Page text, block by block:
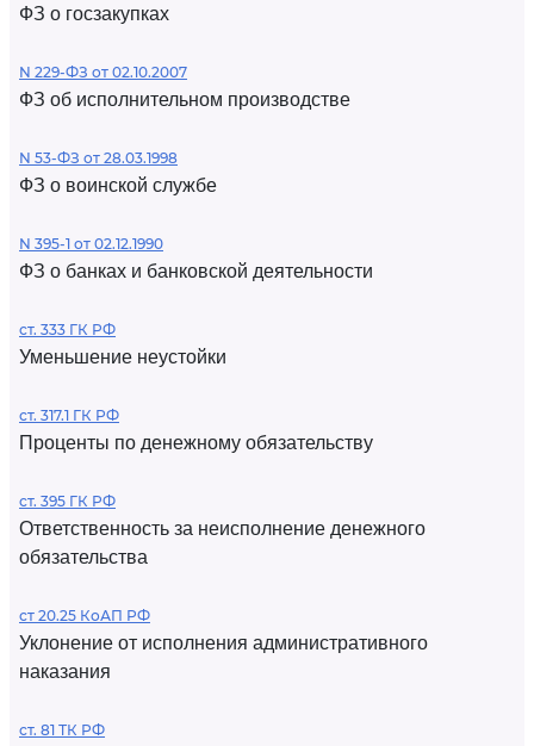
ФЗ о госзакупках
N 229-ФЗ от 02.10.2007
ФЗ об исполнительном производстве
N 53-ФЗ от 28.03.1998
ФЗ о воинской службе
N 395-1 от 02.12.1990
ФЗ о банках и банковской деятельности
ст. 333 ГК РФ
Уменьшение неустойки
ст. 317.1 ГК РФ
Проценты по денежному обязательству
ст. 395 ГК РФ
Ответственность за неисполнение денежного
обязательства
ст 20.25 КоАП РФ
Уклонение от исполнения административного
наказания
ст. 81 ТК РФ